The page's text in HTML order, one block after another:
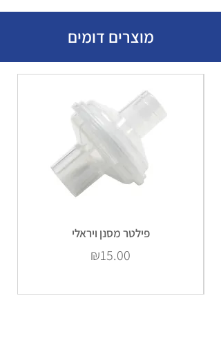
מוצרים דומים
פילטר מסנן ויראלי
Price
₪15.00